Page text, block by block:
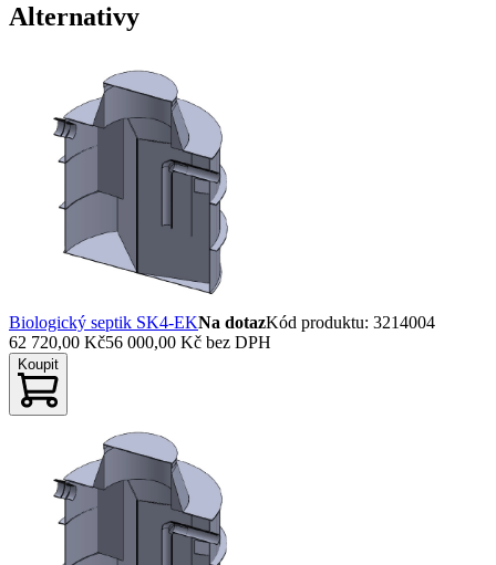
Alternativy
Biologický septik SK4-EKNa dotazKód produktu: 3214004
62 720,00 Kč56 000,00 Kč bez DPH
Koupit